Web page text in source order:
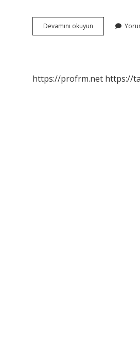
Devamını okuyun Pazarlamada
Arz
https://profrm.net https://